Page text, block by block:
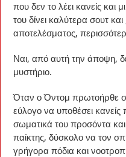
που δεν το λέει κανείς
του δίνει καλύτερα σουτ
αποτελέσματος,
Ναι, από αυτή την άποψη,
μυστήριο.
Όταν ο Όντομ πρωτοήρθε
εύλογο να υποθέσει
σωματικά του προσόντα
παίκτης, δύσκολο να τον
γρήγορα πόδια και